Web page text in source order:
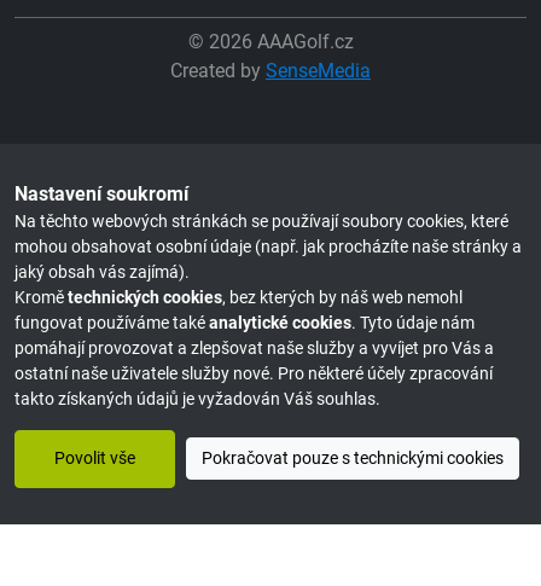
© 2026 AAAGolf.cz
Created by SenseMedia
Nastavení soukromí
Na těchto webových stránkách se používají soubory cookies, které
mohou obsahovat osobní údaje (např. jak procházíte naše stránky a
jaký obsah vás zajímá).
Kromětechnických cookies, bez kterých by náš web nemohl
fungovat používáme takéanalytické cookies. Tyto údaje nám
pomáhají provozovat a zlepšovat naše služby a vyvíjet pro Vás a
ostatní naše uživatele služby nové. Pro některé účely zpracování
takto získaných údajů je vyžadován Váš souhlas.
Povolit vše Pokračovat pouze s technickými cookies